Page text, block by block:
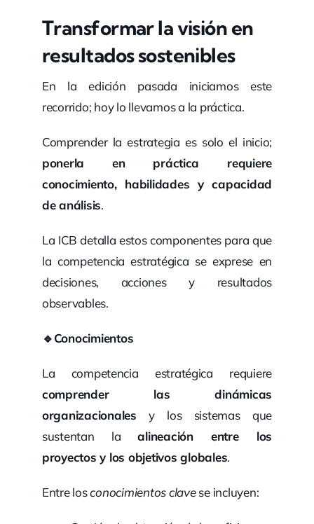
Transformar la visión en
resultados sostenibles
En la edición pasada iniciamos este
recorrido; hoy lo llevamos a la práctica.
Comprender la estrategia es solo el inicio;
ponerla en práctica requiere
conocimiento, habilidades y capacidad
de análisis.
La ICB detalla estos componentes para que
la competencia estratégica se exprese en
decisiones, acciones y resultados
observables.
🔹Conocimientos
La competencia estratégica requiere
comprender las dinámicas
organizacionales y los sistemas que
sustentan laalineación entre los
proyectos y los objetivos globales.
Entre losconocimientos clavese incluyen: